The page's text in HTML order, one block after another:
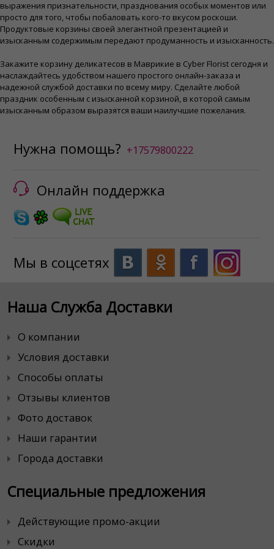
выражения признательности, празднования особых моментов или
просто для того, чтобы побаловать кого-то вкусом роскоши.
Продуктовые корзины своей элегантной презентацией и
изысканным содержимым передают продуманность и изысканность.
Закажите корзину деликатесов в Маврикие в Cyber ​​Florist сегодня и
наслаждайтесь удобством нашего простого онлайн-заказа и
надежной службой доставки по всему миру. Сделайте любой
праздник особенным с изысканной корзиной, в которой самым
изысканным образом выразятся ваши наилучшие пожелания.
Нужна помощь? +17579800222
Онлайн поддержка
Мы в соцсетях
Наша Служба Доставки
О компании
Условия доставки
Способы оплаты
Отзывы клиентов
Фото доставок
Наши гарантии
Города доставки
Специальные предложения
Действующие промо-акции
Скидки